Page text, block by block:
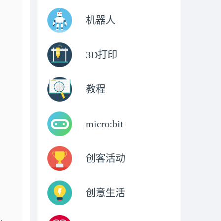
机器人
3D打印
教程
micro:bit
创客活动
创意生活